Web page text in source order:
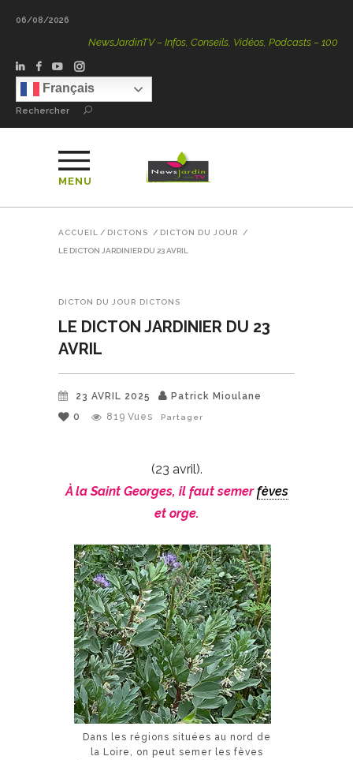
06/08/2026
NewsJardinTV – Infos, Conseils, Vidéos, Podcasts – 100 %
Français
Rechercher
MENU
ACCUEIL / DICTONS / DICTON DU JOUR /
LE DICTON JARDINIER DU 23 AVRIL
DICTON DU JOUR DICTONS
LE DICTON JARDINIER DU 23
AVRIL
23 AVRIL 2025
Patrick Mioulane
0
819 Vues Partager
(23 avril).
À la Saint Georges, il faut semerfèves
et orge.
Dans les régions situées au nord de
la Loire, on peut semer les fèves